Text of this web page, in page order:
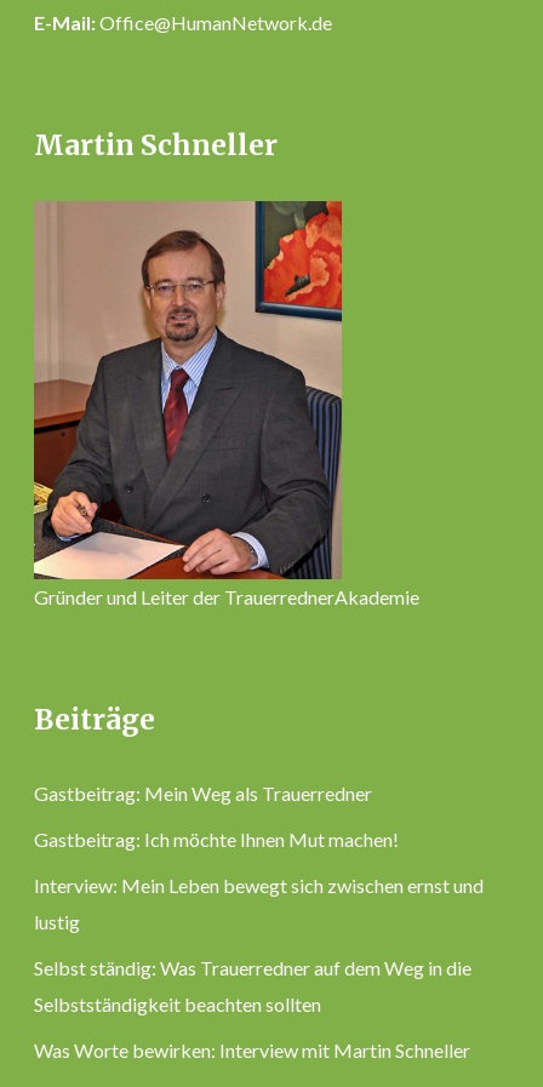
E-Mail:Office@HumanNetwork.de
Martin Schneller
Gründer und Leiter der TrauerrednerAkademie
Beiträge
Gastbeitrag: Mein Weg als Trauerredner
Gastbeitrag: Ich möchte Ihnen Mut machen!
Interview: Mein Leben bewegt sich zwischen ernst und
lustig
Selbst ständig: Was Trauerredner auf dem Weg in die
Selbstständigkeit beachten sollten
Was Worte bewirken: Interview mit Martin Schneller